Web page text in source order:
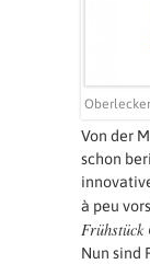
Von der
schon
à peu
Frühstück
Nun sind